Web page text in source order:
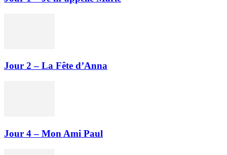
Jour 2 – La Fête d’Anna
Jour 4 – Mon Ami Paul